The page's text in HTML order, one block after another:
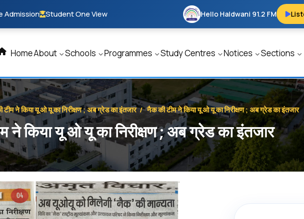
Admission Student One View Hello Haldwani 91.2 FM
HomeAbout Schools Programmes Study Centres Notices Sections
ने किया यू ओ यू का निरीक्षण ; अब ग्रेड का इंतजार/ नैक की टीम ने किया यू ओ यू का निरीक्षण ; अब ग्रेड का इंतजार
ने किया यू ओ यू का निरीक्षण ; अब ग्रेड का इंतजार